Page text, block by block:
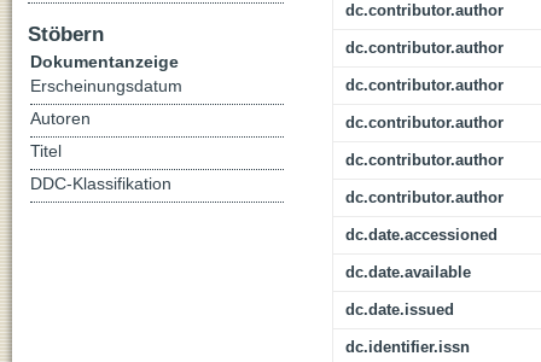
dc.contributor.author
dc.contributor.author
dc.contributor.author
dc.contributor.author
dc.contributor.author
dc.contributor.author
dc.date.accessioned
dc.date.available
dc.date.issued
dc.identifier.issn
Stöbern
Dokumentanzeige
Erscheinungsdatum
Autoren
Titel
DDC-Klassifikation